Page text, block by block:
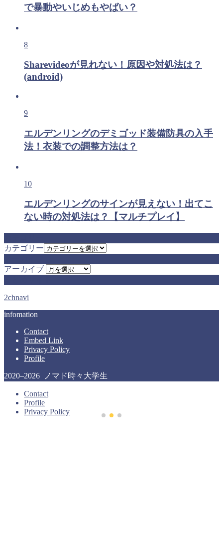
で暴動やいじめもやばい？
8
Sharevideoが見れない！原因や対処法は？
(android)
9
エルデンリングのデミゴッド装備防具の入手
法！衣装での調整方法は？
10
エルデンリングのサインが見えない！出てこ
ない時の対処法は？【マルチプレイ】
カテゴリー
アーカイブ
2chnavi
infomation
Contact
Embed Link
Privacy Policy
Profile
2020–2026 ノマド時々大学生
Contact
Profile
Privacy Policy